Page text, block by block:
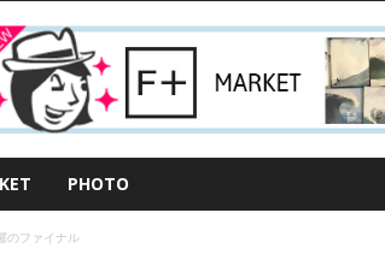
PHOTO
のファイナル